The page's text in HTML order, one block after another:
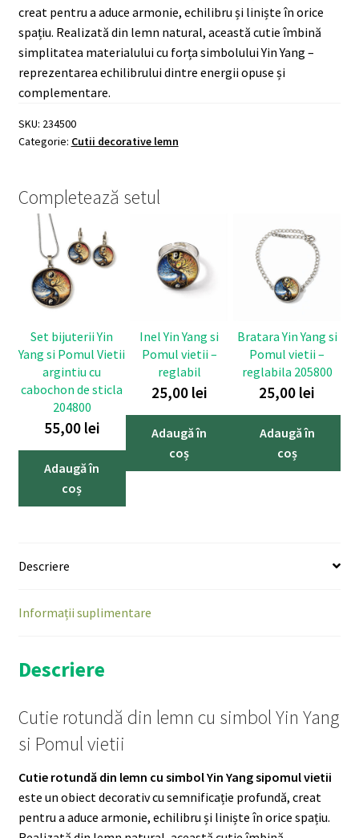
creat pentru a aduce armonie, echilibru și liniște în orice
spațiu. Realizată din lemn natural, această cutie îmbină
simplitatea materialului cu forța simbolului Yin Yang –
reprezentarea echilibrului dintre energii opuse și
complementare.
Pomul
vietii
234500
SKU: 234500
Categorie: Cutii decorative lemn
Completează setul
Set bijuterii Yin
Yang si Pomul Vietii
argintiu cu
cabochon de sticla
204800
55,00 lei
Adaugă în
coș
Inel Yin Yang si
Pomul vietii –
reglabil
25,00 lei
Adaugă în
coș
Bratara Yin Yang si
Pomul vietii –
reglabila 205800
25,00 lei
Adaugă în
coș
Descriere
Informații suplimentare
Descriere
Cutie rotundă din lemn cu simbol Yin Yang
si Pomul vietii
Cutie rotundă din lemn cu simbol Yin Yang sipomul vietii
este un obiect decorativ cu semnificație profundă, creat
pentru a aduce armonie, echilibru și liniște în orice spațiu.